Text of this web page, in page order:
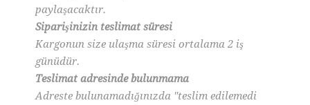
paylaşacaktır.
Siparişinizin teslimat süresi
Kargonun size ulaşma süresi ortalama 2 iş
günüdür.
Teslimat adresinde bulunmama
Adreste bulunamadığınızda "teslim edilemedi